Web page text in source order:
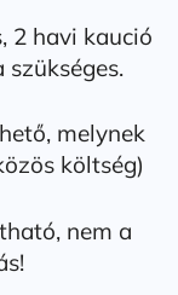
2 havi kaució
melynek
költség)
nem a